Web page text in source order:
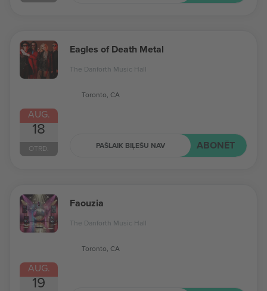
AUG.
18
OTRD.
Eagles of Death Metal
The Danforth Music Hall
Toronto, CA
PAŠLAIK BIĻEŠU NAV ABONĒT
AUG.
19
Faouzia
The Danforth Music Hall
Toronto, CA